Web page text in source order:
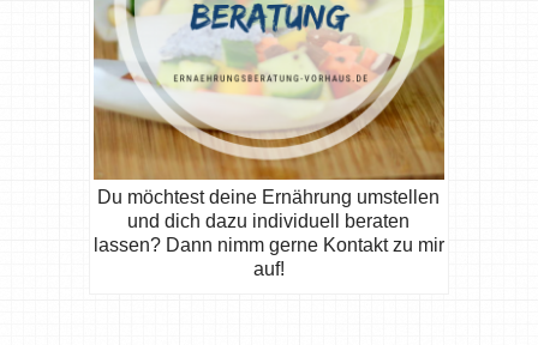
Du möchtest deine Ernährung umstellen
und dich dazu individuell beraten
lassen? Dann nimm gerne Kontakt zu mir
auf!